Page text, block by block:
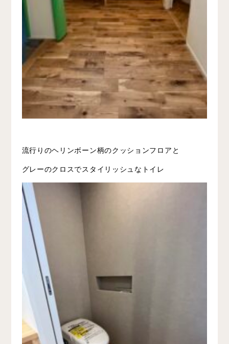
流行りのヘリンボーン柄のクッションフロアと
グレーのクロスでスタイリッシュなトイレ